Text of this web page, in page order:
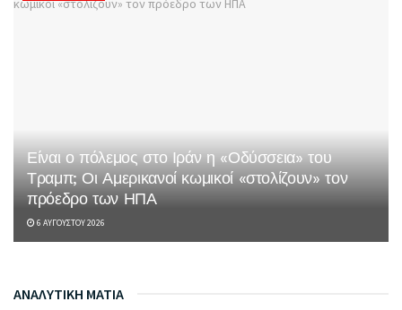
Είναι ο πόλεμος στο Ιράν η «Οδύσσεια» του
Τραμπ; Οι Αμερικανοί κωμικοί «στολίζουν» τον
πρόεδρο των ΗΠΑ
6 ΑΥΓΟΎΣΤΟΥ 2026
ΑΝΑΛΥΤΙΚΗ ΜΑΤΙΑ